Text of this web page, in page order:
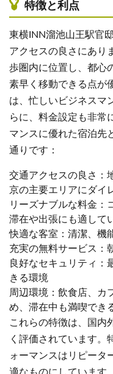
特徴と利点
東横INN溜池山王駅官
アクセスの良さにあり
歩圏内に位置し、都心
素早く移動できる点が
は、忙しいビジネスマ
らに、料金設定も非常
マンスに優れた宿泊先
通りです：
交通アクセスの良さ：
京の主要エリアにダイ
リーズナブルな料金：
滞在や出張にも適して
快適な客室：清潔、機
充実の無料サービス：
良好なセキュリティ：
きる環境
周辺環境：飲食店、カ
め、滞在中も満喫でき
これらの特徴は、国内
く評価されています。
ォーマンスはリピータ